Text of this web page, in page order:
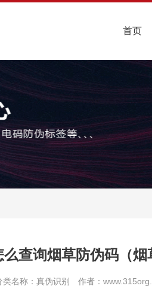
首页
么查询烟草防伪码（烟
类名称：真伪识别 作者：